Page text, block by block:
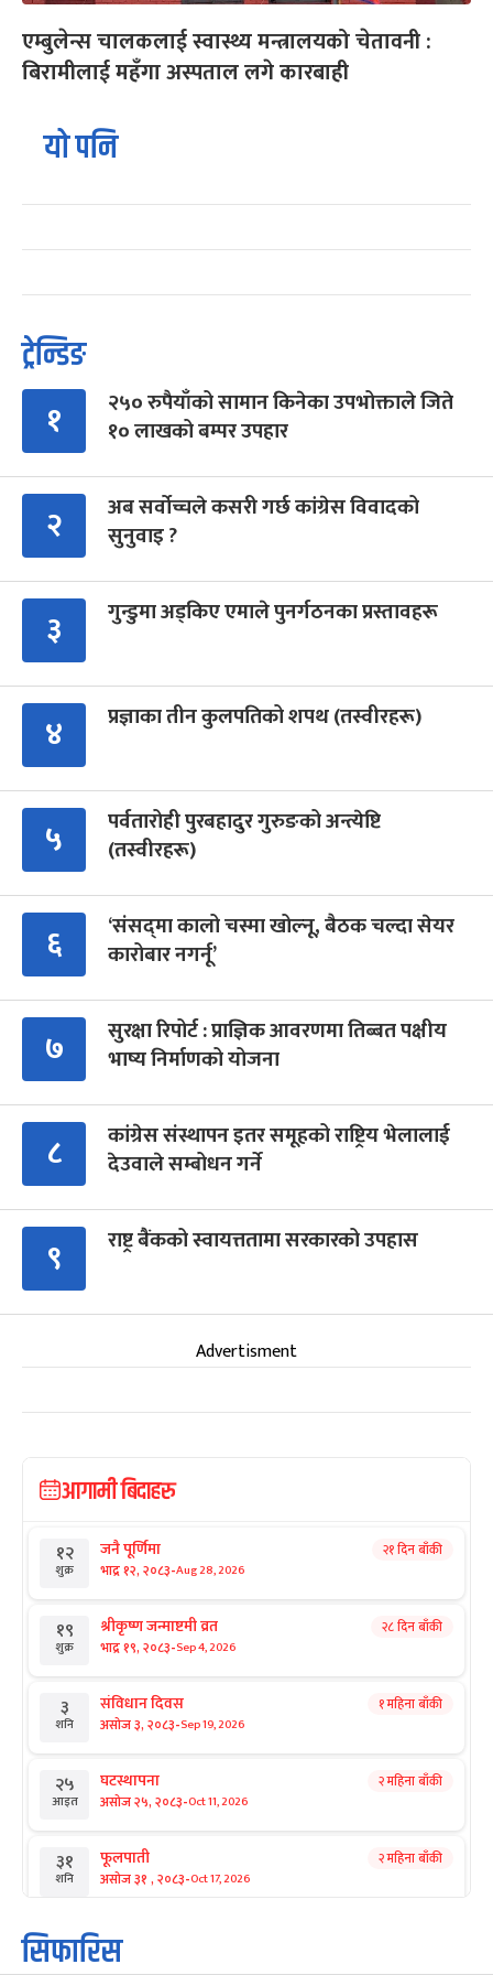
एम्बुलेन्स चालकलाई स्वास्थ्य मन्त्रालयको चेतावनी :
बिरामीलाई महँगा अस्पताल लगे कारबाही
यो पनि
ट्रेन्डिङ
१
२५० रुपैयाँको सामान किनेका उपभोक्ताले जिते
१० लाखको बम्पर उपहार
२
अब सर्वोच्चले कसरी गर्छ कांग्रेस विवादको
सुनुवाइ ?
३ गुन्डुमा अड्किए एमाले पुनर्गठनका प्रस्तावहरू
४ प्रज्ञाका तीन कुलपतिको शपथ (तस्वीरहरू)
५
पर्वतारोही पुरबहादुर गुरुङको अन्त्येष्टि
(तस्वीरहरू)
६
‘संसद्‍मा कालो चस्मा खोल्नू, बैठक चल्दा सेयर
कारोबार नगर्नू’
७
सुरक्षा रिपोर्ट : प्राज्ञिक आवरणमा तिब्बत पक्षीय
भाष्य निर्माणको योजना
८
कांग्रेस संस्थापन इतर समूहको राष्ट्रिय भेलालाई
देउवाले सम्बोधन गर्ने
९ राष्ट्र बैंकको स्वायत्ततामा सरकारको उपहास
Advertisment
आगामी बिदाहरु
१२
शुक्र
जनै पूर्णिमा
भाद्र १२, २०८३-Aug 28, 2026
२१ दिन बाँकी
१९
शुक्र
श्रीकृष्ण जन्माष्टमी व्रत
भाद्र १९, २०८३-Sep 4, 2026
२८ दिन बाँकी
३
शनि
संविधान दिवस
असोज ३, २०८३-Sep 19, 2026
१ महिना बाँकी
२५
आइत
घटस्थापना
असोज २५, २०८३-Oct 11, 2026
२ महिना बाँकी
३१
शनि
फूलपाती
असोज ३१ , २०८३-Oct 17, 2026
२ महिना बाँकी
१
आइत
कार्तिक सङ्क्रान्ति
कार्तिक १, २०८३
सिफारिस